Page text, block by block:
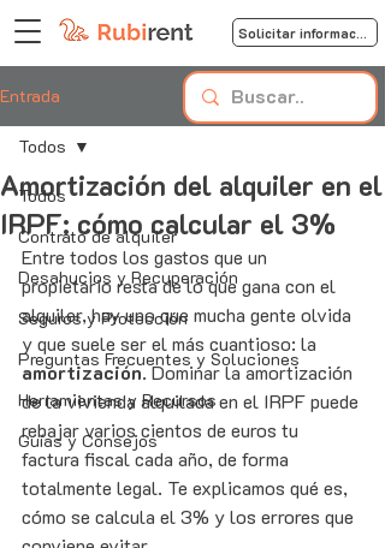
Solicitar información
Entrada
Todos
Contrato de alquiler
Desahucios y Recuperación
Seguros y Protección
Preguntas Frecuentes y Soluciones
Herramientas y Recursos
Guías y Consejos
Todos
Amortización del alquiler en el
IRPF: cómo calcular el 3%
Entre todos los gastos que un
propietario resta de lo que gana con el
alquiler, hay uno que mucha gente olvida
y que suele ser el más cuantioso: la
amortización. Dominar la amortización
de la vivienda alquilada en el IRPF puede
rebajar varios cientos de euros tu
factura fiscal cada año, de forma
totalmente legal. Te explicamos qué es,
cómo se calcula el 3% y los errores que